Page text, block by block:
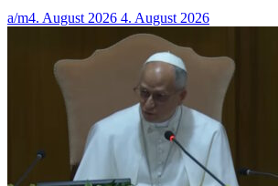
a/m4. August 2026 4. August 2026